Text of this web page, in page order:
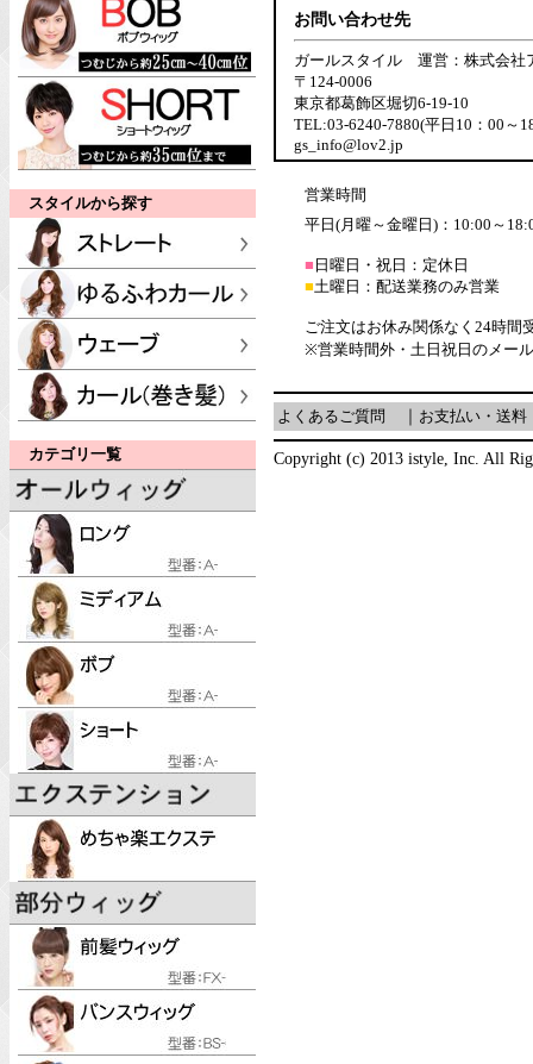
スタイルから探す
カテゴリ一覧
お問い合わせ先
ガールスタイル 運営：株式会社
〒124-0006
東京都葛飾区堀切6-19-10
TEL:03-6240-7880(平日10：00～
gs_info@lov2.jp
営業時間
平日(月曜～金曜日)：10:00～
■ 日曜日・祝日：定休日
■土曜日：配送業務のみ営業
ご注文はお休み関係なく24時間
※営業時間外・土日祝日のメー
よくあるご質問 お支払い・送料
Copyright (c) 2013 istyle, Inc. All